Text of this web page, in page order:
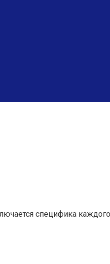
специфика